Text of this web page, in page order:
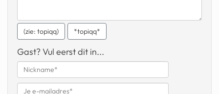
dubai chocolade
it really whips the llama s
ass
chinese automerken
(zie: topiqq) *topiqq*
Gast? Vul eerst dit in...